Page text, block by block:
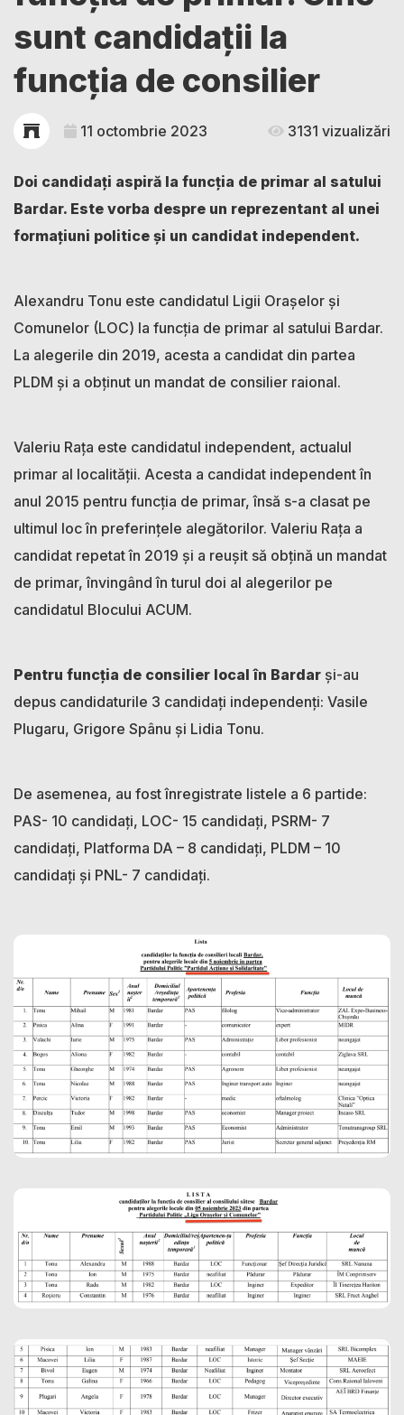
sunt candidații la
funcția de consilier
11 octombrie 2023 3131 vizualizări
Doi candidați aspiră la funcția de primar al satului
Bardar. Este vorba despre un reprezentant al unei
formațiuni politice și un candidat independent.
Alexandru Tonu este candidatul Ligii Orașelor și
Comunelor (LOC) la funcția de primar al satului Bardar.
La alegerile din 2019, acesta a candidat din partea
PLDM și a obținut un mandat de consilier raional.
Valeriu Rața este candidatul independent, actualul
primar al localității. Acesta a candidat independent în
anul 2015 pentru funcția de primar, însă s-a clasat pe
ultimul loc în preferințele alegătorilor. Valeriu Rața a
candidat repetat în 2019 și a reușit să obțină un mandat
de primar, învingând în turul doi al alegerilor pe
candidatul Blocului ACUM.
Pentru funcția de consilier local în Bardar și-au
depus candidaturile 3 candidați independenți: Vasile
Plugaru, Grigore Spânu și Lidia Tonu.
De asemenea, au fost înregistrate listele a 6 partide:
PAS- 10 candidați, LOC- 15 candidați, PSRM- 7
candidați, Platforma DA – 8 candidați, PLDM – 10
candidați și PNL- 7 candidați.